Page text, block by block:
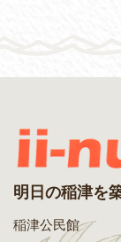
明日の稲津を
稲津公民館